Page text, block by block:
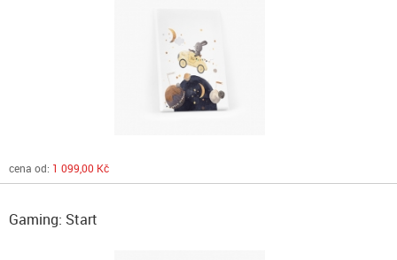
cena od: 1 099,00 Kč
Gaming: Start